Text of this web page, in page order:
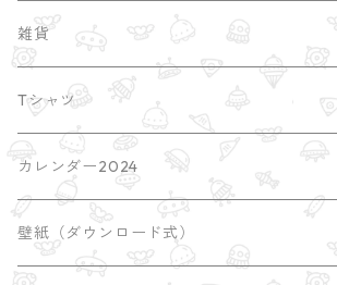
縁起干支
額装サイズ大 A2
earth
universe
雑貨
ポストカード
ブローチ・缶バッチ
しおり
Tシャツ
imacocoTシャツ
SATORI Tシャツ
カレンダー2024
壁紙（ダウンロード式）